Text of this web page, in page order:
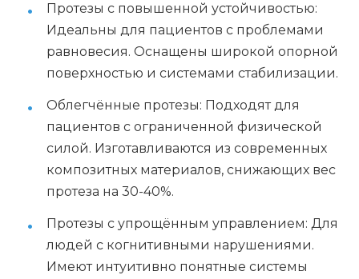
Протезы с повышенной устойчивостью:
Идеальны для пациентов с проблемами
равновесия. Оснащены широкой опорной
поверхностью и системами стабилизации.
Облегчённые протезы: Подходят для
пациентов с ограниченной физической
силой. Изготавливаются из современных
композитных материалов, снижающих вес
протеза на 30-40%.
Протезы с упрощённым управлением: Для
людей с когнитивными нарушениями.
Имеют интуитивно понятные системы